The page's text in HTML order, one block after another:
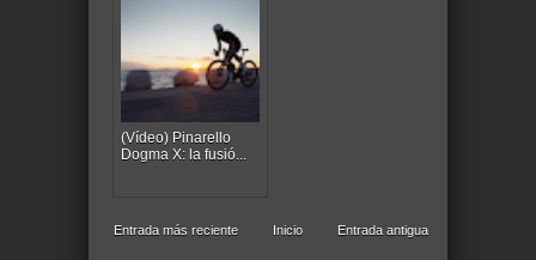
(Vídeo) Pinarello
Dogma X: la fusió...
Entrada más reciente Entrada antigua
Inicio